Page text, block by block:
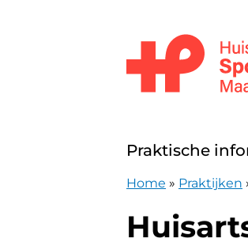
Praktische
Home » Praktijken